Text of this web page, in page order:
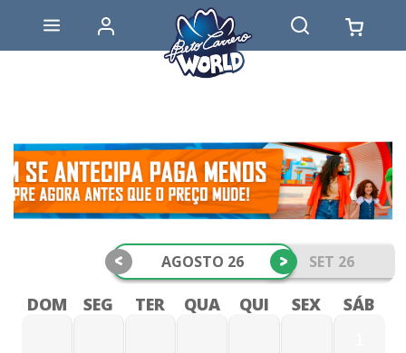
AGOSTO 26 SET 26
< >
DOM SEG TER QUA QUI SEX SÁB